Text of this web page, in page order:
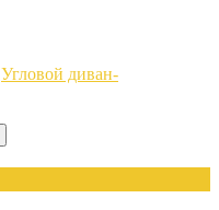
Угловой диван-